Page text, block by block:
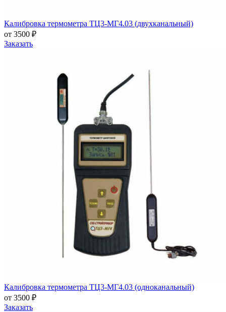
Калибровка термометра ТЦ3-МГ4.03 (двухканальный)
от 3500 ₽
Заказать
Калибровка термометра ТЦ3-МГ4.03 (одноканальный)
от 3500 ₽
Заказать